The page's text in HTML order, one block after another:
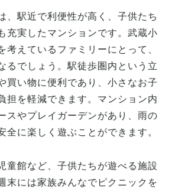
、駅近で利便性が高く、子供たち
充実したマンションです。武蔵小
考えているファミリーにとって、
るでしょう。駅徒歩圏内という立
買い物に便利であり、小さなお子
担を軽減できます。マンション内
スやプレイガーデンがあり、雨の
全に楽しく遊ぶことができます。
童館など、子供たちが遊べる施設
末には家族みんなでピクニックを